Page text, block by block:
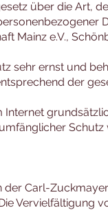
über die Art,
Mainz e.V.,
sehr ernst und
der
Internet
der Carl-
Vervielfältigung